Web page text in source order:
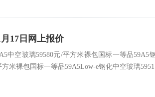
17日网上报价
中空玻璃59580元/平方米裸包国标一等品59A5
方米裸包国标一等品59A5Low-e钢化中空玻璃